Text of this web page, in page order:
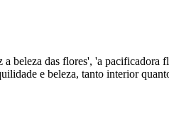
beleza das flores', 'a
e beleza, tanto interior